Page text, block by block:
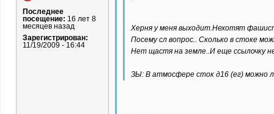
Последнее
посещение: 16 лет 8
месяцев назад
Зарегистрирован:
11/19/2009 - 16:44
Херня у меня выходит.Нехотят
Посему сл вопрос.. Сколько в стоке
Нет щастя на земле..И еще ссылочку
ЗЫ: В атмосфере сток д16 (ег) можно